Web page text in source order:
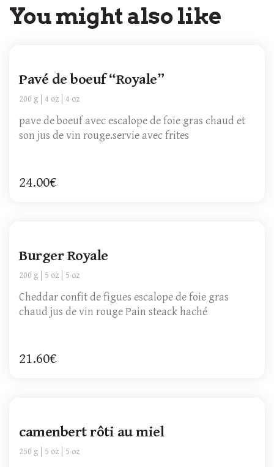
You might also like
Pavé de boeuf “Royale”
200 g 4 oz 4 oz
pave de boeuf avec escalope de foie gras chaud et
son jus de vin rouge.servie avec frites
24.00€
Burger Royale
200 g 5 oz 5 oz
Cheddar confit de figues escalope de foie gras
chaud jus de vin rouge Pain steack haché
21.60€
camenbert rôti au miel
250 g 5 oz 5 oz